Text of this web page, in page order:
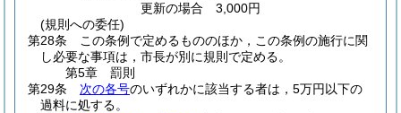
更新の場合 3,000円
(規則への委任)
第28条
この条例で定めるもののほか，この条例の施行に関
し必要な事項は，市長が別に規則で定める。
第5章
罰則
第29条
次の各号のいずれかに該当する者は，5万円以下の
過料に処する。